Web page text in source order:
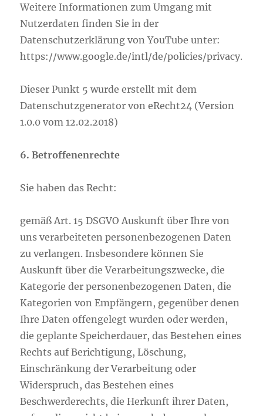
Weitere Informationen zum Umgang mit
Nutzerdaten finden Sie in der
Datenschutzerklärung von YouTube unter:
https://www.google.de/intl/de/policies/privacy.
Dieser Punkt 5 wurde erstellt mit dem
Datenschutzgenerator von eRecht24 (Version
1.0.0 vom 12.02.2018)
6. Betroffenenrechte
Sie haben das Recht:
gemäß Art. 15 DSGVO Auskunft über Ihre von
uns verarbeiteten personenbezogenen Daten
zu verlangen. Insbesondere können Sie
Auskunft über die Verarbeitungszwecke, die
Kategorie der personenbezogenen Daten, die
Kategorien von Empfängern, gegenüber denen
Ihre Daten offengelegt wurden oder werden,
die geplante Speicherdauer, das Bestehen eines
Rechts auf Berichtigung, Löschung,
Einschränkung der Verarbeitung oder
Widerspruch, das Bestehen eines
Beschwerderechts, die Herkunft ihrer Daten,